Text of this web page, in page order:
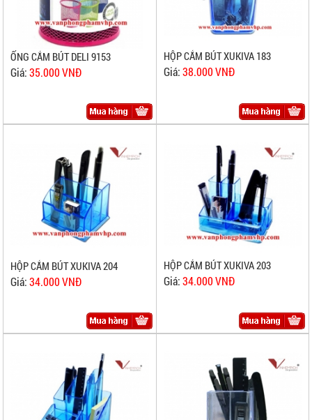
ỐNG CẮM BÚT DELI 9153
Giá:35.000 VNĐ
HỘP CẮM BÚT XUKIVA 183
Giá:38.000 VNĐ
HỘP CẮM BÚT XUKIVA 204
Giá:34.000 VNĐ
HỘP CẮM BÚT XUKIVA 203
Giá:34.000 VNĐ